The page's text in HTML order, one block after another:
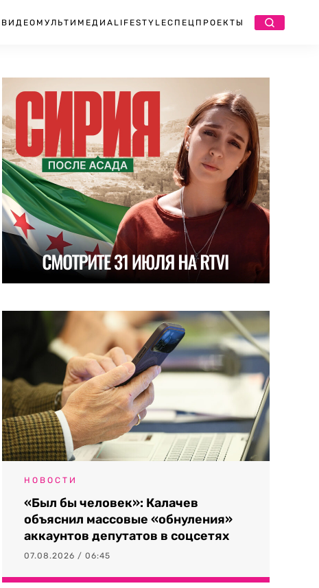
ВИДЕО МУЛЬТИМЕДИА LIFESTYLEСПЕЦПРОЕКТЫ
НОВОСТИ
«Был бы человек»: Калачев
объяснил массовые «обнуления»
аккаунтов депутатов в соцсетях
07.08.2026 / 06:45